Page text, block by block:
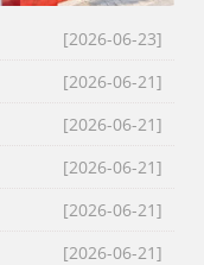
[2026-06-23]
[2026-06-21]
[2026-06-21]
[2026-06-21]
[2026-06-21]
[2026-06-21]